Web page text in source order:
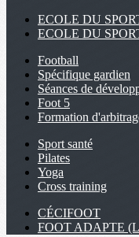
ECOLE DU
ECOLE DU
Football
Spécifique gardien
Séances de
Foot 5
Formation
Sport santé
Pilates
Yoga
Cross training
CÉCIFOOT
FOOT ADAPTE